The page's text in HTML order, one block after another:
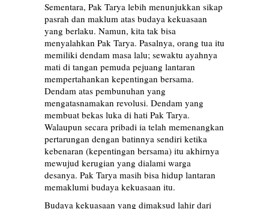
Sementara, Pak Tarya lebih menunjukkan sikap
pasrah dan maklum atas budaya kekuasaan
yang berlaku. Namun, kita tak bisa
menyalahkan Pak Tarya. Pasalnya, orang tua itu
memiliki dendam masa lalu; sewaktu ayahnya
mati di tangan pemuda pejuang lantaran
mempertahankan kepentingan bersama.
Dendam atas pembunuhan yang
mengatasnamakan revolusi. Dendam yang
membuat bekas luka di hati Pak Tarya.
Walaupun secara pribadi ia telah memenangkan
pertarungan dengan batinnya sendiri ketika
kebenaran (kepentingan bersama) itu akhirnya
mewujud kerugian yang dialami warga
desanya. Pak Tarya masih bisa hidup lantaran
memaklumi budaya kekuasaan itu.
Budaya kekuasaan yang dimaksud lahir dari